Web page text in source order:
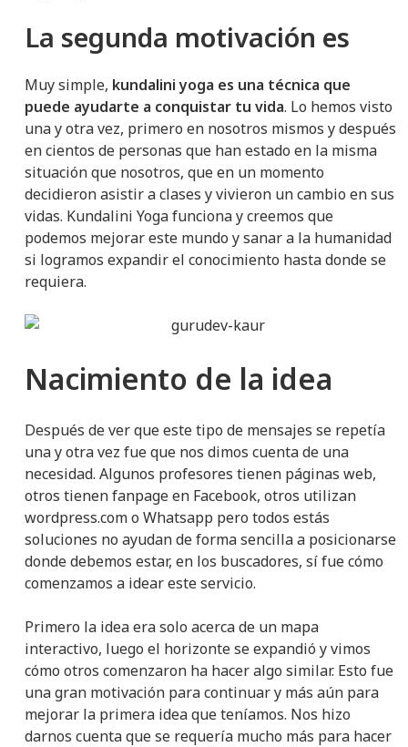
La segunda motivación es
Muy simple, kundalini yoga es una técnica que
puede ayudarte a conquistar tu vida. Lo hemos visto
una y otra vez, primero en nosotros mismos y después
en cientos de personas que han estado en la misma
situación que nosotros, que en un momento
decidieron asistir a clases y vivieron un cambio en sus
vidas. Kundalini Yoga funciona y creemos que
podemos mejorar este mundo y sanar a la humanidad
si logramos expandir el conocimiento hasta donde se
requiera.
Nacimiento de la idea
Después de ver que este tipo de mensajes se repetía
una y otra vez fue que nos dimos cuenta de una
necesidad. Algunos profesores tienen páginas web,
otros tienen fanpage en Facebook, otros utilizan
wordpress.com o Whatsapp pero todos estás
soluciones no ayudan de forma sencilla a posicionarse
donde debemos estar, en los buscadores, sí fue cómo
comenzamos a idear este servicio.
Primero la idea era solo acerca de un mapa
interactivo, luego el horizonte se expandió y vimos
cómo otros comenzaron ha hacer algo similar. Esto fue
una gran motivación para continuar y más aún para
mejorar la primera idea que teníamos. Nos hizo
darnos cuenta que se requería mucho más para hacer